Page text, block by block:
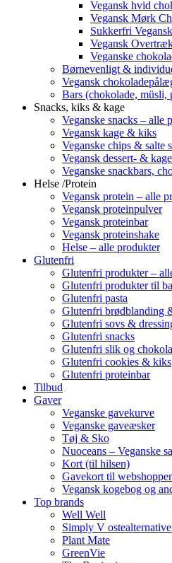
Vegansk hvid
Vegansk Mørk
Sukkerfri
Vegansk
Veganske
Børnevenligt &
Vegansk
Bars (chokolade, müsli,
Snacks, kiks & kage
Veganske snacks – alle
Vegansk kage & kiks
Veganske chips & salte
Vegansk dessert- &
Veganske snackbars,
Helse /Protein
Vegansk protein – alle
Vegansk proteinpulver
Vegansk proteinbar
Vegansk proteinshake
Helse – alle produkter
Glutenfri
Glutenfri produkter –
Glutenfri produkter til
Glutenfri pasta
Glutenfri brødblanding
Glutenfri sovs &
Glutenfri snacks
Glutenfri slik og
Glutenfri cookies & kiks
Glutenfri proteinbar
Tilbud
Gaver
Veganske gavekurve
Veganske gaveæsker
Tøj & Sko
Nuoceans – Veganske
Kort (til hilsen)
Gavekort til
Vegansk kogebog og
Top brands
Well Well
Simply V
Plant Mate
GreenVie